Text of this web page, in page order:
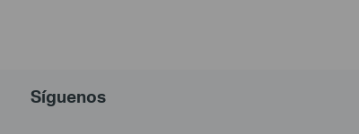
Síguenos